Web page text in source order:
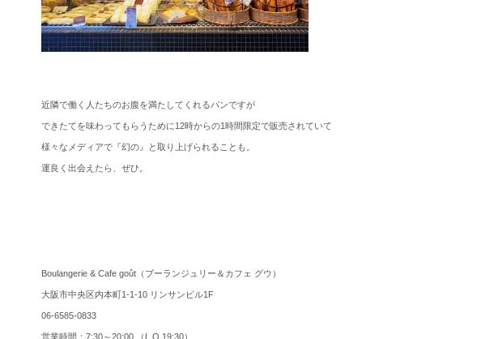
近隣で働く人たちのお腹を満たしてくれるパンですが
できたてを味わってもらうために12時からの1時間限定で販売されていて
様々なメディアで『幻の』と取り上げられることも。
運良く出会えたら、ぜひ。
Boulangerie & Cafe goût（ブーランジュリー＆カフェ グウ）
大阪市中央区内本町1-1-10 リンサンビル1F
06-6585-0833
営業時間：7:30～20:00 （L.O.19:30）